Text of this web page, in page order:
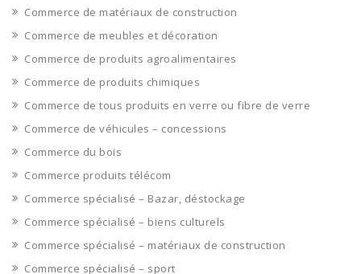
Commerce de matériaux de construction
Commerce de meubles et décoration
Commerce de produits agroalimentaires
Commerce de produits chimiques
Commerce de tous produits en verre ou fibre de verre
Commerce de véhicules – concessions
Commerce du bois
Commerce produits télécom
Commerce spécialisé – Bazar, déstockage
Commerce spécialisé – biens culturels
Commerce spécialisé – matériaux de construction
Commerce spécialisé – sport